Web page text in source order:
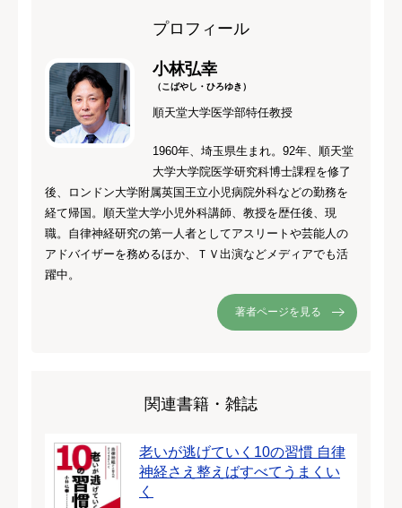
プロフィール
小林弘幸
（こばやし・ひろゆき）
順天堂大学医学部特任教授
1960年、埼玉県生まれ。92年、順天堂
大学大学院医学研究科博士課程を修了
後、ロンドン大学附属英国王立小児病院外科などの勤務を
経て帰国。順天堂大学小児外科講師、教授を歴任後、現
職。自律神経研究の第一人者としてアスリートや芸能人の
アドバイザーを務めるほか、ＴＶ出演などメディアでも活
躍中。
著者ページを見る
関連書籍・雑誌
老いが逃げていく10の習慣 自律
神経さえ整えばすべてうまくい
く